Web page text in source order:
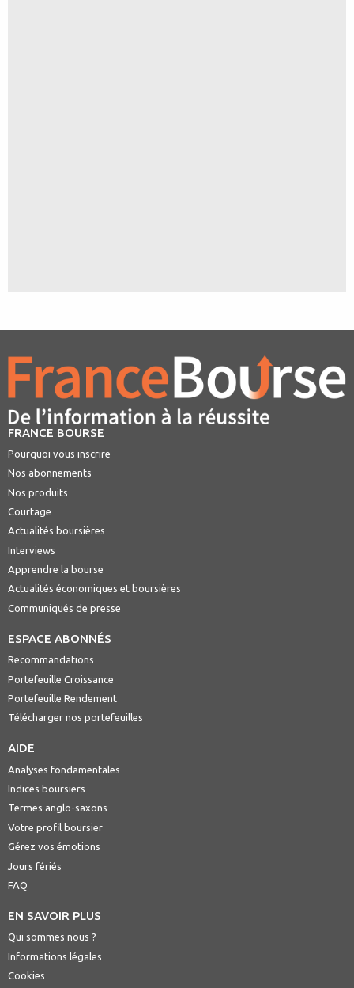
FRANCE BOURSE
Pourquoi vous inscrire
Nos abonnements
Nos produits
Courtage
Actualités boursières
Interviews
Apprendre la bourse
Actualités économiques et boursières
Communiqués de presse
ESPACE ABONNÉS
Recommandations
Portefeuille Croissance
Portefeuille Rendement
Télécharger nos portefeuilles
AIDE
Analyses fondamentales
Indices boursiers
Termes anglo-saxons
Votre profil boursier
Gérez vos émotions
Jours fériés
FAQ
EN SAVOIR PLUS
Qui sommes nous ?
Informations légales
Cookies